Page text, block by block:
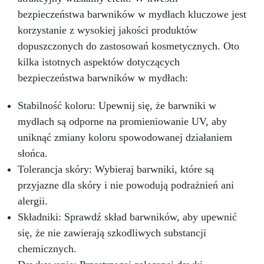
dotyczące użytkowania: Zalecamy lekkie
nasmarowanie formy przed użyciem i dokładne
jej oczyszczenie po każdym użyciu, aby
przedłużyć jej żywotność
.
bezpieczeństwa barwników w mydłach kluczowe jest
korzystanie z wysokiej jakości produktów
dopuszczonych do zastosowań kosmetycznych. Oto
kilka istotnych aspektów dotyczących
bezpieczeństwa barwników w mydłach:
Stabilność koloru: Upewnij się, że barwniki w
mydłach są odporne na promieniowanie UV, aby
uniknąć zmiany koloru spowodowanej działaniem
słońca.
Tolerancja skóry: Wybieraj barwniki, które są
przyjazne dla skóry i nie powodują podrażnień ani
alergii.
Składniki: Sprawdź skład barwników, aby upewnić
się, że nie zawierają szkodliwych substancji
chemicznych.